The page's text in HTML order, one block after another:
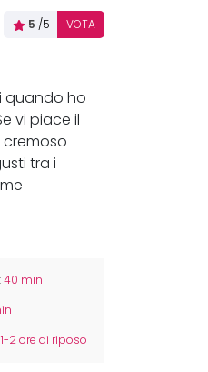
5 /5 VOTA
quando ho
vi piace il
tra i
40 min
1-2 ore di riposo